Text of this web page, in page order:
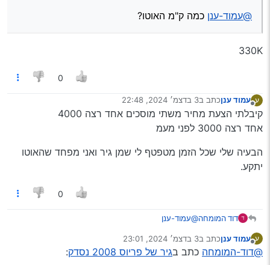
@עמוד-ענן כמה ק"מ האוטו?
330K
0
ע
מנותק
עמוד ענןכתב ב3 בדצמ׳ 2024, 22:48
נערך לאחרונה על ידי
קיבלתי הצעת מחיר משתי מוסכים אחד רצה 4000
אחד רצה 3000 לפני מעמ
הבעיה שלי שכל הזמן מטפטף לי שמן גיר ואני מפחד שהאוטו
יתקע.
0
דוד המומחה@עמוד-ענן
0533162369 ע עמוד ענןכתב ב3 בדצמ׳ 2024, 23:01
נערך לאחרונה על ידי
@דוד-המומחה כתב בגיר של פריוס 2008 נסדק :